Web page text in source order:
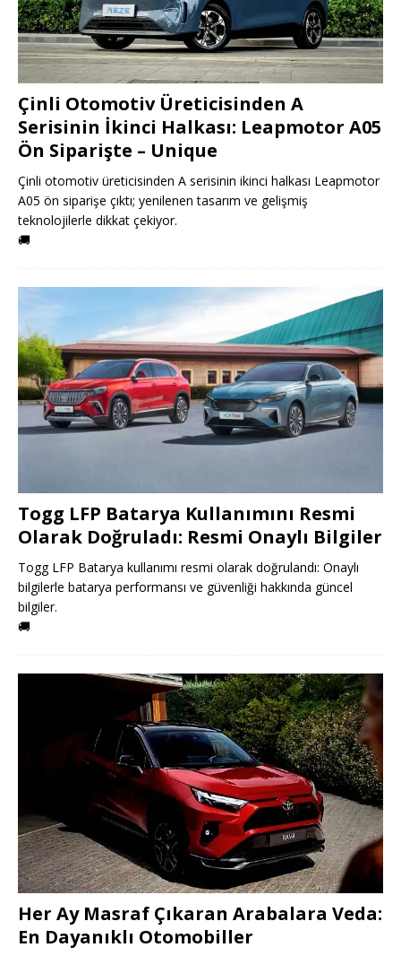
Çinli Otomotiv Üreticisinden A
Serisinin İkinci Halkası: Leapmotor A05
Ön Siparişte – Unique
Çinli otomotiv üreticisinden A serisinin ikinci halkası Leapmotor
A05 ön siparişe çıktı; yenilenen tasarım ve gelişmiş
teknolojilerle dikkat çekiyor.
🚚
Togg LFP Batarya Kullanımını Resmi
Olarak Doğruladı: Resmi Onaylı Bilgiler
Togg LFP Batarya kullanımı resmi olarak doğrulandı: Onaylı
bilgilerle batarya performansı ve güvenliği hakkında güncel
bilgiler.
🚚
Her Ay Masraf Çıkaran Arabalara Veda:
En Dayanıklı Otomobiller